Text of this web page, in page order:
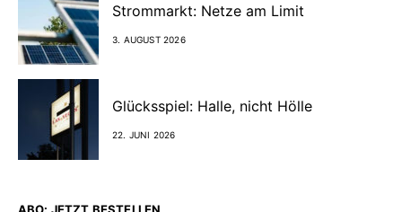
Strommarkt: Netze am Limit
3. AUGUST 2026
Glücksspiel: Halle, nicht Hölle
22. JUNI 2026